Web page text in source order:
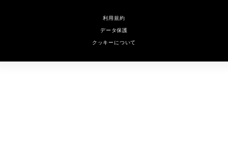
利用規約
データ保護
クッキーについて